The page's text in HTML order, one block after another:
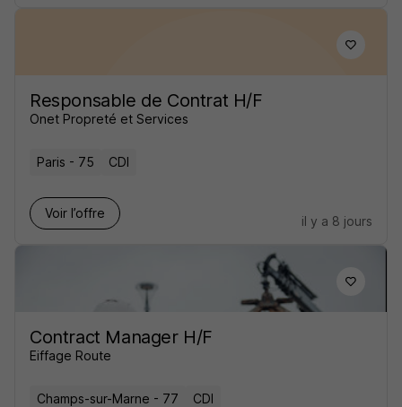
Responsable de Contrat H/F
Onet Propreté et Services
Paris - 75 CDI
Voir l’offre
il y a 8 jours
Contract Manager H/F
Eiffage Route
Champs-sur-Marne - 77 CDI